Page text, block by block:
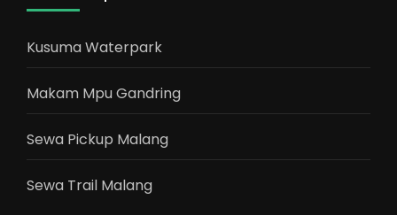
Kusuma Waterpark
Makam Mpu Gandring
Sewa Pickup Malang
Sewa Trail Malang